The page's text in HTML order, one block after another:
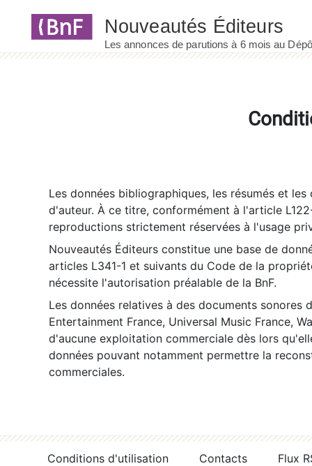
Les données bibliographiques, les résumés et
d'auteur. À ce titre, conformément à l'article
reproductions strictement réservées à l'usage
Nouveautés Éditeurs constitue une base de
articles L341-1 et suivants du Code de la
nécessite l'autorisation préalable de la BnF.
Les données relatives à des documents sonores
Entertainment France, Universal Music France,
d'aucune exploitation commerciale dès lors
données pouvant notamment permettre la
commerciales.
Conditions d'utilisation Contacts
Flux